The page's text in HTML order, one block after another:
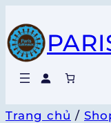
đến
phần
nội
Trang chủ /